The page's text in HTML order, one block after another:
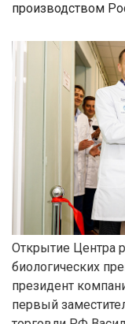
производством
Открытие Центра
биологических
президент
первый